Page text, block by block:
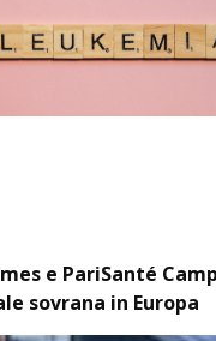
e PariSanté
sovrana in Europa